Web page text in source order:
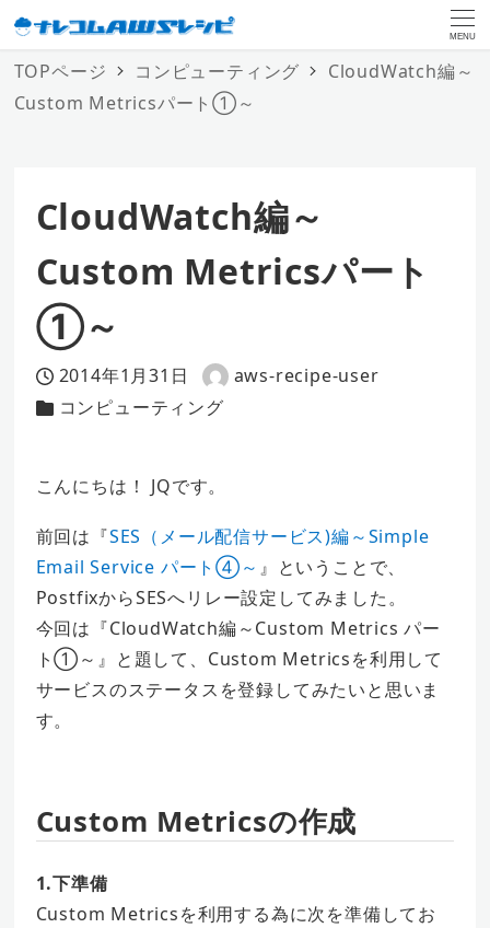
MENU
TOPページ コンピューティング
CloudWatch編～
Custom Metricsパート①～
CloudWatch編～
Custom Metricsパート
①～
投稿日
2014年1月31日
著
者
aws-recipe-user
カテゴリー
コンピューティング
こんにちは！ JQです。
前回は『SES（メール配信サービス)編～Simple
Email Service パート④～ 』ということで、
PostfixからSESへリレー設定してみました。
今回は『CloudWatch編～Custom Metrics パー
ト①～』と題して、Custom Metricsを利用して
サービスのステータスを登録してみたいと思いま
す。
Custom Metricsの作成
1.下準備
Custom Metricsを利用する為に次を準備してお